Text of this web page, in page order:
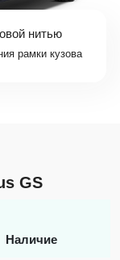
нитью
рамки кузова
GS
Наличие